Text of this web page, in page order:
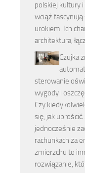
polskiej kultury
wciąż
urokiem. Ich
architektura,
Czujka
sterowanie
wygody i
Czy
się, jak uprościć
jednocześnie
rachunkach za
zmierzchu to
rozwiązanie,